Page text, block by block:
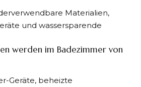
Materialien,
und wassersparende
werden im Badezimmer von
Geräte, beheizte